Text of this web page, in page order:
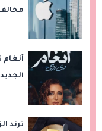
ترند